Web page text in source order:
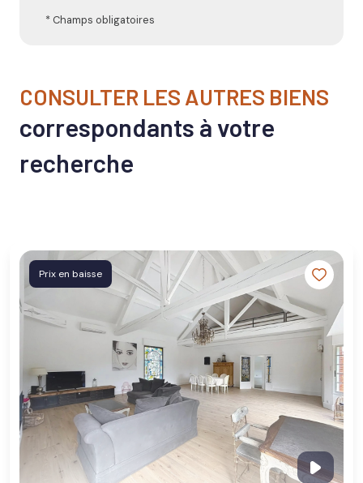
* Champs obligatoires
CONSULTER LES AUTRES BIENS
correspondants à votre
recherche
Prix en baisse